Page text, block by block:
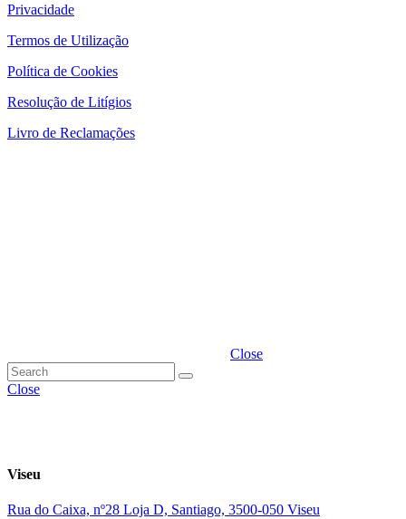
Privacidade
Termos de Utilização
Política de Cookies
Resolução de Litígios
Livro de Reclamações
Close
Close
Viseu
Rua do Caixa, nº28 Loja D, Santiago, 3500-050 Viseu